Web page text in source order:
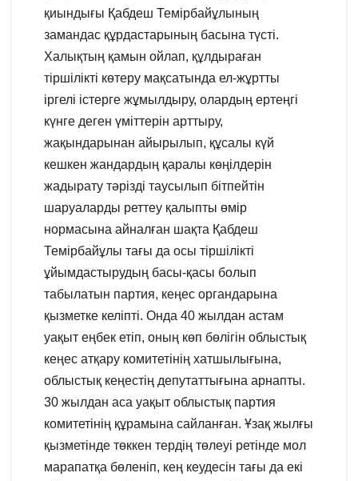
қиындығы Қабдеш Темірбайұлының
замандас құрдастарының басына түсті.
Халықтың қамын ойлап, құлдыраған
тіршілікті көтеру мақсатында ел-жұртты
іргелі істерге жұмылдыру, олардың ертеңгі
күнге деген үміттерін арттыру,
жақындарынан айырылып, құсалы күй
кешкен жандардың қаралы көңілдерін
жадырату тәрізді таусылып бітпейтін
шаруаларды реттеу қалыпты өмір
нормасына айналған шақта Қабдеш
Темірбайұлы тағы да осы тіршілікті
ұйымдастырудың басы-қасы болып
табылатын партия, кеңес органдарына
қызметке келіпті. Онда 40 жылдан астам
уақыт еңбек етіп, оның көп бөлігін облыстық
кеңес атқару комитетінің хатшылығына,
облыстық кеңестің депутаттығына арнапты.
30 жылдан аса уақыт облыстық партия
комитетінің құрамына сайланған. Ұзақ жылғы
қызметінде төккен тердің төлеуі ретінде мол
марапатқа бөленіп, кең кеудесін тағы да екі